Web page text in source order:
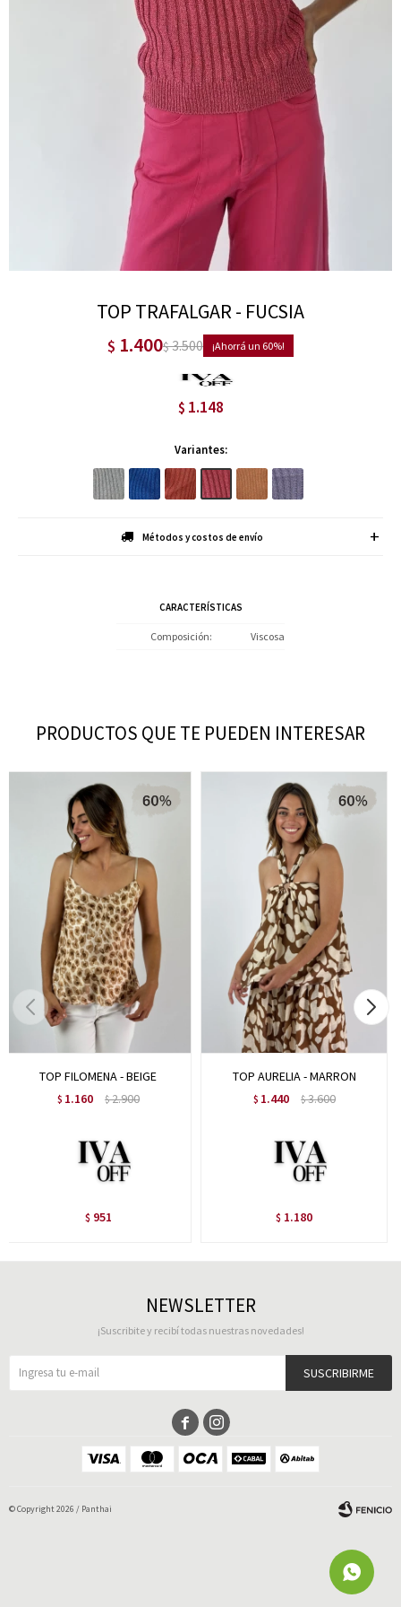
TOP TRAFALGAR - FUCSIA
$ 1.400$3.500 60
$ 1.148
Variantes:
Métodos y costos de envío
CARACTERÍSTICAS
Composición Viscosa
PRODUCTOS QUE TE PUEDEN INTERESAR
TOP FILOMENA - BEIGE
$ 1.160 $2.900
$ 951
TOP AURELIA - MARRON
$ 1.440 $3.600
$ 1.180
NEWSLETTER
¡Suscribite y recibí todas nuestras novedades!
SUSCRIBIRME
 
© Copyright 2026 / Panthai